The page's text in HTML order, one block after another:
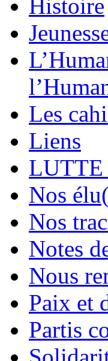
Histoire
Les
Liens
LUTTE
Nos
Nos
Notes
Nous
Paix et
Partis